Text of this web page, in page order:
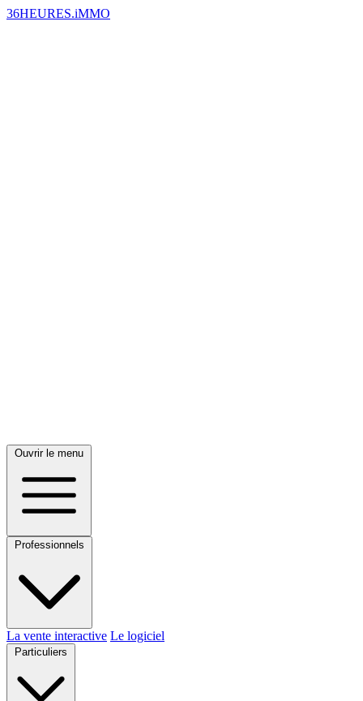
36HEURES.iMMO
Ouvrir le menu
Professionnels
La vente interactive Le logiciel
Particuliers